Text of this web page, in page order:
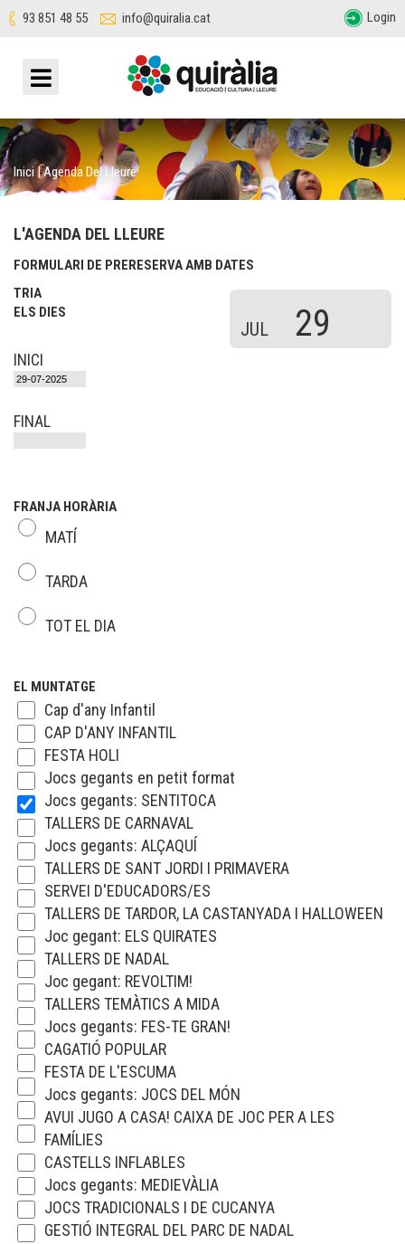
93 851 48 55 info@quiralia.cat Login
Inici|Agenda Del Lleure
L'AGENDA DEL LLEURE
FORMULARI DE PRERESERVA AMB DATES
TRIA
ELS DIES
JUL 29
INICI
FINAL
FRANJA HORÀRIA
MATÍ
TARDA
TOT EL DIA
EL MUNTATGE
Cap d'any Infantil
CAP D'ANY INFANTIL
FESTA HOLI
Jocs gegants en petit format
Jocs gegants: SENTITOCA
TALLERS DE CARNAVAL
Jocs gegants: ALÇAQUÍ
TALLERS DE SANT JORDI I PRIMAVERA
SERVEI D'EDUCADORS/ES
TALLERS DE TARDOR, LA CASTANYADA I HALLOWEEN
Joc gegant: ELS QUIRATES
TALLERS DE NADAL
Joc gegant: REVOLTIM!
TALLERS TEMÀTICS A MIDA
Jocs gegants: FES-TE GRAN!
CAGATIÓ POPULAR
FESTA DE L'ESCUMA
Jocs gegants: JOCS DEL MÓN
AVUI JUGO A CASA! CAIXA DE JOC PER A LES
FAMÍLIES
CASTELLS INFLABLES
Jocs gegants: MEDIEVÀLIA
JOCS TRADICIONALS I DE CUCANYA
GESTIÓ INTEGRAL DEL PARC DE NADAL